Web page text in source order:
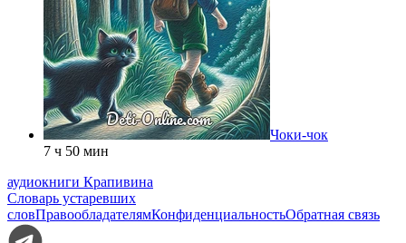
Чоки-чок
7 ч 50 мин
аудиокниги Крапивина
Словарь устаревших
словПравообладателямКонфиденциальностьОбратная связь